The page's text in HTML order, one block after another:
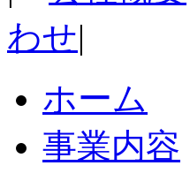
わせ|
ホーム
事業内容